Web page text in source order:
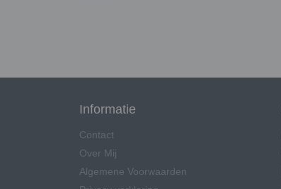
Informatie
Contact
Over Mij
Algemene Voorwaarden